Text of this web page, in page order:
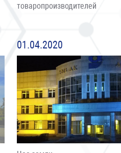
товаропроизводителей
01.04.2020